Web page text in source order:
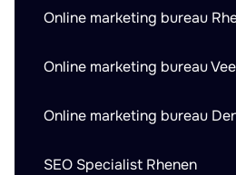
Online marketing bureau
Online marketing bureau
Online marketing bureau
SEO Specialist Rhenen